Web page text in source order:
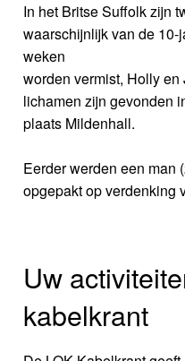
In het Britse Suffolk zijn
waarschijnlijk van de
weken
worden vermist, Holly
lichamen zijn gevonden
plaats Mildenhall.
Eerder werden een man
opgepakt op verdenking
Uw
kabelkrant